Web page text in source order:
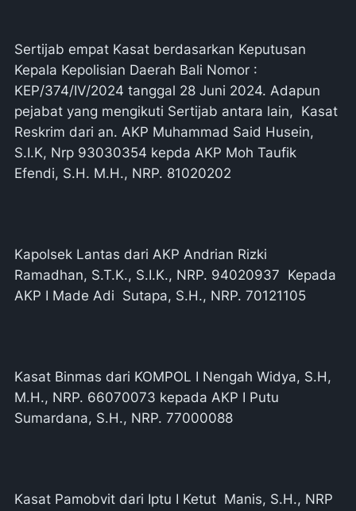
Sertijab empat Kasat berdasarkan Keputusan
Kepala Kepolisian Daerah Bali Nomor :
KEP/374/IV/2024 tanggal 28 Juni 2024. Adapun
pejabat yang mengikuti Sertijab antara lain, Kasat
Reskrim dari an. AKP Muhammad Said Husein,
S.I.K, Nrp 93030354 kepda AKP Moh Taufik
Efendi, S.H. M.H., NRP. 81020202
Kapolsek Lantas dari AKP Andrian Rizki
Ramadhan, S.T.K., S.I.K., NRP. 94020937 Kepada
AKP I Made Adi Sutapa, S.H., NRP. 70121105
Kasat Binmas dari KOMPOL I Nengah Widya, S.H,
M.H., NRP. 66070073 kepada AKP I Putu
Sumardana, S.H., NRP. 77000088
Kasat Pamobvit dari Iptu I Ketut Manis, S.H., NRP